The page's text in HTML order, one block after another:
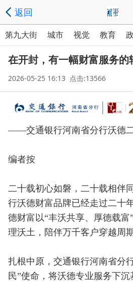
返回
第九大街 城市 视觉 教育
在开封，有一幅财富服务的
2026-05-25 16:13 点击:13566
——交通银行河南省分行沃德
编者按
二十载初心如磐，二十载相伴
行沃德财富品牌已经走过二十
德财富以“丰沃共享、厚德载
理沃土，陪伴万千客户穿越周
扎根中原，交通银行河南省分
民”使命，将沃德专业服务下